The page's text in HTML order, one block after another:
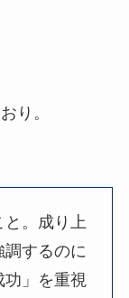
り。
。成り上
するのに
」を重視